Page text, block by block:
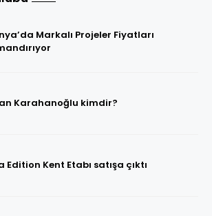
Markalı Projeler Fiyatları
Karahanoğlu kimdir?
Edition Kent Etabı satışa çıktı